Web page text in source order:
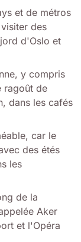
et de métros
des
d'Oslo et
y compris
ragoût de
dans les cafés
car le
des étés
les
de la
Aker
et l'Opéra